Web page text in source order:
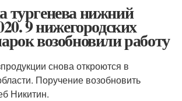
тургенева нижний
9 нижегородских
возобновили работу
снова откроются в
Поручение возобновить
Никитин.